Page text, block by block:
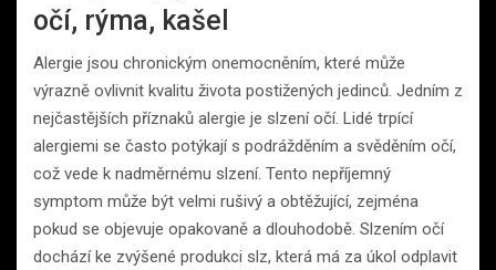
očí, rýma, kašel
Alergie jsou chronickým onemocněním, které může
výrazně ovlivnit kvalitu života postižených jedinců. Jedním z
nejčastějších příznaků alergie je slzení očí. Lidé trpící
alergiemi se často potýkají s podrážděním a svěděním očí,
což vede k nadměrnému slzení. Tento nepříjemný
symptom může být velmi rušivý a obtěžující, zejména
pokud se objevuje opakovaně a dlouhodobě. Slzením očí
dochází ke zvýšené produkci slz, která má za úkol odplavit